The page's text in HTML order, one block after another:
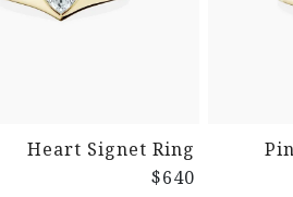
Heart Signet Ring
$640